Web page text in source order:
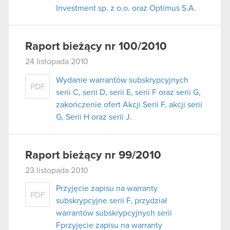
Investment sp. z o.o. oraz Optimus S.A.
Raport bieżący nr 100/2010
24 listopada 2010
PDF
Wydanie warrantów subskrypcyjnych
serii C, serii D, serii E, serii F oraz serii G,
zakończenie ofert Akcji Serii F, akcji serii
G, Serii H oraz serii J.
Raport bieżący nr 99/2010
23 listopada 2010
PDF
Przyjęcie zapisu na warranty
subskrypcyjne serii F, przydział
warrantów subskrypcyjnych serii
Fprzyjęcie zapisu na warranty